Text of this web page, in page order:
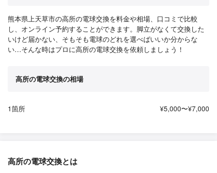
熊本県上天草市の高所の電球交換を料金や相場、口コミで比較
し、オンライン予約することができます。脚立がなくて交換した
いけど届かない、そもそも電球のどれを選べばいいか分からな
い…そんな時はプロに高所の電球交換を依頼しましょう！
高所の電球交換の相場
1箇所 ¥5,000〜¥7,000
高所の電球交換とは